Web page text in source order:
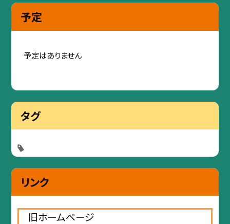
予定
予定はありません
タグ
リンク
旧ホームページ